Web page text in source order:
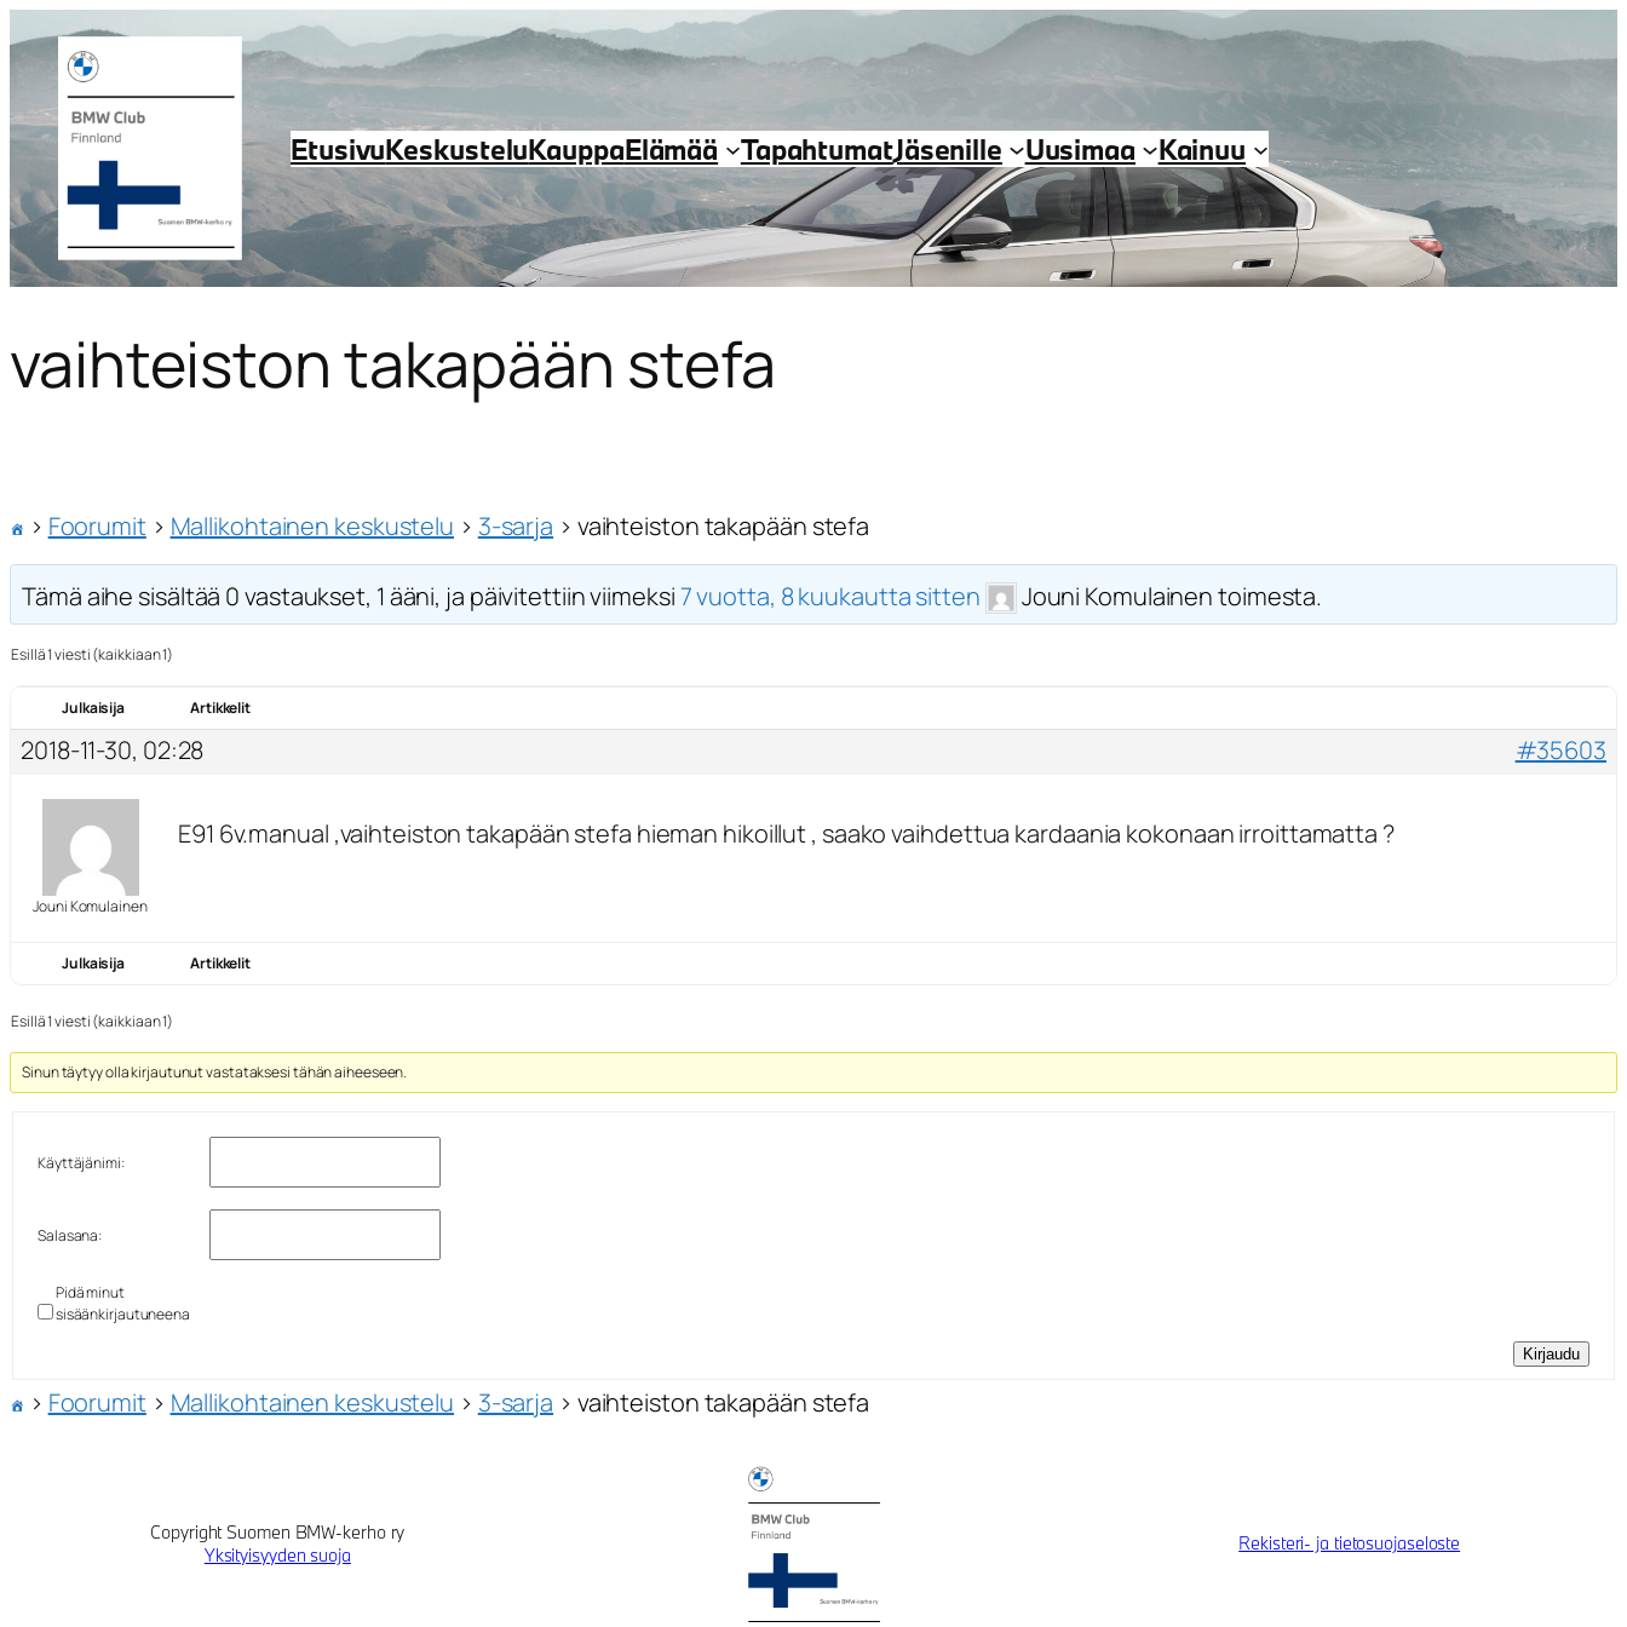
EtusivuKeskusteluKauppaElämää TapahtumatJäsenille Uusimaa Kainuu
vaihteiston takapään stefa
› Foorumit › Mallikohtainen keskustelu › 3-sarja › vaihteiston takapään stefa
Tämä aihe sisältää 0 vastaukset, 1 ääni, ja päivitettiin viimeksi7 vuotta, 8 kuukautta sitten Jouni Komulainen toimesta.
Esillä 1 viesti (kaikkiaan 1)
Julkaisija Artikkelit
2018-11-30, 02:28 #35603
Jouni Komulainen
E91 6v.manual ,vaihteiston takapään stefa hieman hikoillut , saako vaihdettua kardaania kokonaan irroittamatta ?
Julkaisija Artikkelit
Esillä 1 viesti (kaikkiaan 1)
Sinun täytyy olla kirjautunut vastataksesi tähän aiheeseen.
Käyttäjänimi:
Salasana:
Pidä minut
sisäänkirjautuneena
Kirjaudu
› Foorumit › Mallikohtainen keskustelu › 3-sarja › vaihteiston takapään stefa
Copyright Suomen BMW-kerho ry
Yksityisyyden suoja
Rekisteri- ja tietosuojaseloste